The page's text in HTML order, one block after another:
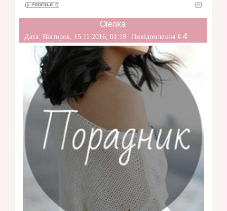
Olenka
Дата: Вівторок, 15.11.2016, 01:19 | Повідомлення # 4